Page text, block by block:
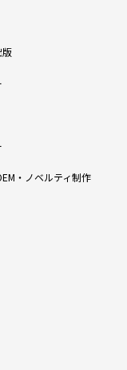
版
・ノベルティ制作